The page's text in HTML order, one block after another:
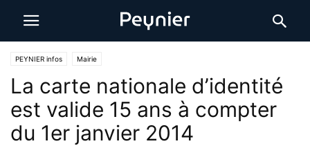
PEYNIER infos Mairie
La carte nationale d’identité
est valide 15 ans à compter
du 1er janvier 2014